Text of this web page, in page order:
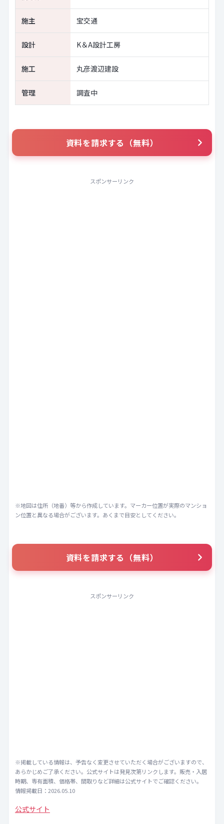
施主 宝交通
設計 K＆A設計工房
施工 丸彦渡辺建設
管理 調査中
資料を請求する（無料）
スポンサーリンク
※地図は住所（地番）等から作成しています。マーカー位置が実際のマンショ
ン位置と異なる場合がございます。あくまで目安としてください。
資料を請求する（無料）
スポンサーリンク
※掲載している情報は、予告なく変更させていただく場合がございますので、
あらかじめご了承ください。公式サイトは発見次第リンクします。販売・入居
時期、専有面積、価格帯、間取りなど詳細は公式サイトでご確認ください。
情報掲載日：2026.05.10
公式サイト